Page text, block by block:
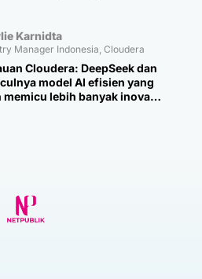
Karnidta
Manager Indonesia, Cloudera
Cloudera: DeepSeek dan
model AI efisien yang
memicu lebih banyak inovasi